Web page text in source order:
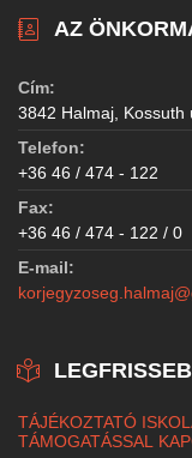
AZ
Cím:
3842 Halmaj, Kossuth
Telefon:
+36 46 / 474 - 122
Fax:
+36 46 / 474 - 122 / 0
E-mail:
TÁJÉKOZTATÓ
TÁMOGATÁSSAL